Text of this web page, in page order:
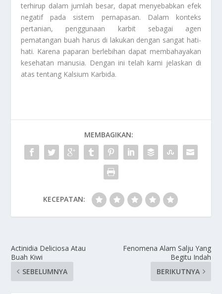
terhirup dalam jumlah besar, dapat menyebabkan efek
negatif pada sistem pernapasan. Dalam konteks
pertanian, penggunaan karbit sebagai agen
pematangan buah harus di lakukan dengan sangat hati-
hati. Karena paparan berlebihan dapat membahayakan
kesehatan manusia. Dengan ini telah kami jelaskan di
atas tentang Kalsium Karbida.
MEMBAGIKAN:
KECEPATAN:
Actinidia Deliciosa Atau
Buah Kiwi
SEBELUMNYA
Fenomena Alam Salju Yang
Begitu Indah
BERIKUTNYA